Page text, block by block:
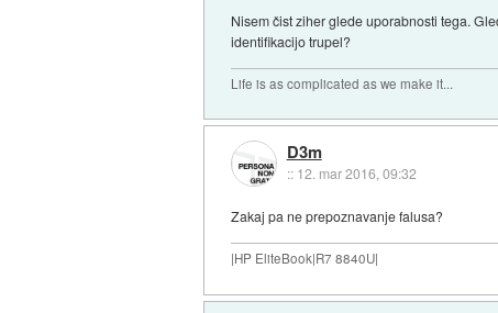
Nisem čist ziher glede uporabnosti tega.
identifikacijo trupel?
Life is as complicated as we make it...
D3m
:: 12. mar 2016, 09:32
Zakaj pa ne prepoznavanje falusa?
|HP EliteBook|R7 8840U|